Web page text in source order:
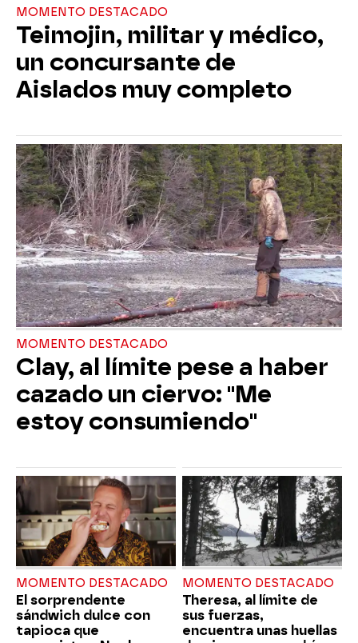
MOMENTO DESTACADO
Teimojin, militar y médico,
un concursante de
Aislados muy completo
MOMENTO DESTACADO
Clay, al límite pese a haber
cazado un ciervo: "Me
estoy consumiendo"
MOMENTO DESTACADO
El sorprendente
sándwich dulce con
tapioca que
MOMENTO DESTACADO
Theresa, al límite de
sus fuerzas,
encuentra unas huellas